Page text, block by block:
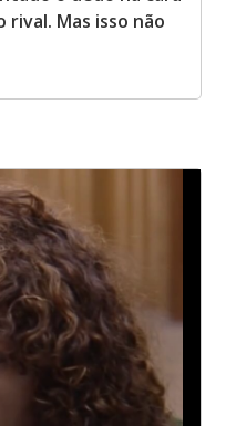
Mas isso não